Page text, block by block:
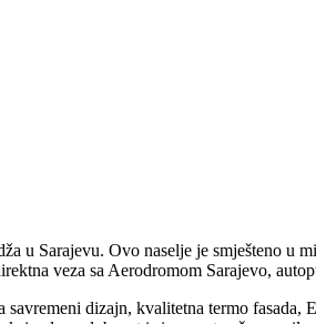
u Sarajevu. Ovo naselje je smješteno u
veza sa Aerodromom Sarajevo,
dizajn, kvalitetna termo